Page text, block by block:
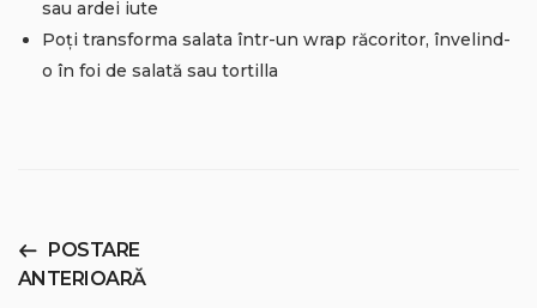
sau ardei iute
Poți transforma salata într-un wrap răcoritor, învelind-
o în foi de salată sau tortilla
POSTARE
ANTERIOARĂ